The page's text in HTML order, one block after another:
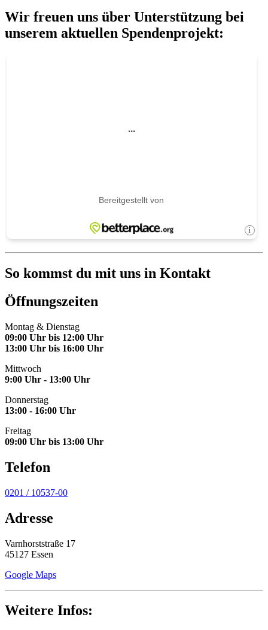
Wir freuen uns über Unterstützung bei
unserem aktuellen Spendenprojekt:
So kommst du mit uns in Kontakt
Öffnungszeiten
Montag & Dienstag
09:00 Uhr bis 12:00 Uhr
13:00 Uhr bis 16:00 Uhr
Mittwoch
9:00 Uhr - 13:00 Uhr
Donnerstag
13:00 - 16:00 Uhr
Freitag
09:00 Uhr bis 13:00 Uhr
Telefon
0201 / 10537-00
Adresse
Varnhorststraße 17
45127 Essen
Google Maps
Weitere Infos: